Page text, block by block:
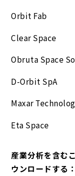
Orbit Fab
Clear Space
Obruta Space
D-Orbit SpA
Maxar
Eta Space
産業分析を含む
ウンロードする